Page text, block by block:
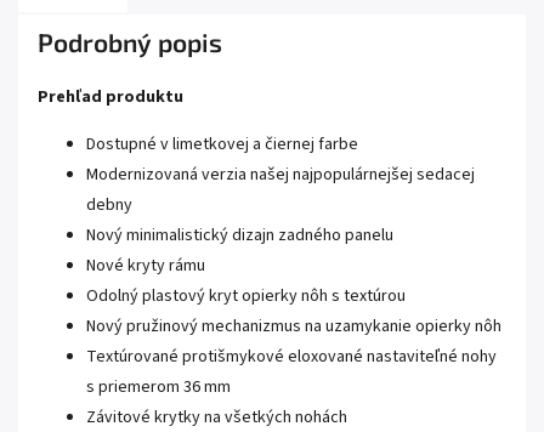
Podrobný popis
Prehľad produktu
Dostupné v limetkovej a čiernej farbe
Modernizovaná verzia našej najpopulárnejšej sedacej
debny
Nový minimalistický dizajn zadného panelu
Nové kryty rámu
Odolný plastový kryt opierky nôh s textúrou
Nový pružinový mechanizmus na uzamykanie opierky nôh
Textúrované protišmykové eloxované nastaviteľné nohy
s priemerom 36 mm
Závitové krytky na všetkých nohách